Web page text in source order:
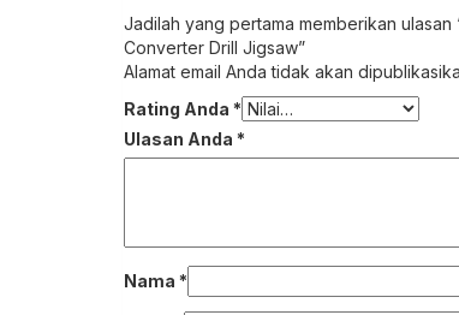
Jadilah yang pertama memberikan
Converter Drill Jigsaw”
Alamat email Anda tidak akan
Rating Anda *
Ulasan Anda *
Nama *